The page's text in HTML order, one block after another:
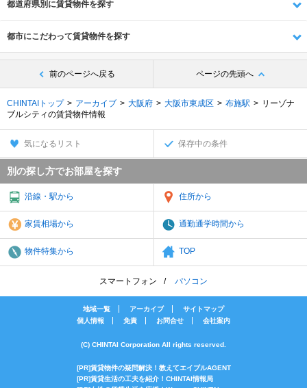
都道府県別に賃貸物件を探す
都市にこだわって賃貸物件を探す
前のページへ戻る ページの先頭へ
CHINTAIトップ アーカイブ 大阪府 大阪市東成区 布施駅
リーゾナ
ブルシティの賃貸物件情報
気になるリスト 保存中の条件
別の探し方でお部屋を探す
沿線・駅から 住所から
家賃相場から 通勤通学時間から
物件特集から TOP
スマートフォン パソコン
地域一覧 アーカイブ
サイトマップ
個人情報
免責 お問合せ 会社案内
(C) CHINTAI Corporation All rights reserved.
[PR]賃貸物件の疑問解決！教えてエイブルAGENT
[PR]賃貸生活の工夫を紹介！CHINTAI情報局